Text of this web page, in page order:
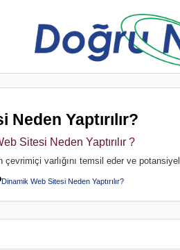
Yaptırılır?
Sitesi Neden Yaptırılır ?
varlığını temsil eder ve
Dinamik Web Sitesi Neden Yaptırılır?